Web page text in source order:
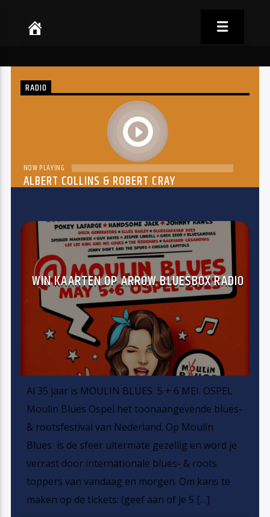
RADIO
play
NOW PLAYING
ALBERT COLLINS & ROBERT CRAY
WIN KAARTEN OP ARROW BLUESBOX RADIO
Al 35 jaar is MOULIN BLUES 5 + 6 MEI. OSPEL
Moulin Blues Ospel het toonaangevende blues-
& rootsfestival van Nederland. Op Moulin
Blues is de sfeer uitermate gezellig en word je
verrast door internationale blues- & roots
toppers van vandaag en morgen. Om kans te
maken op de tickets: (geef aan of je 5 […]